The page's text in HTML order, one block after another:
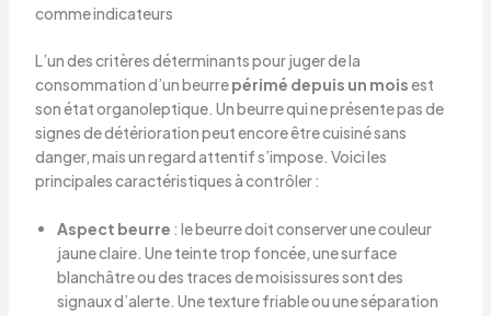
comme indicateurs
L’un des critères déterminants pour juger de la
consommation d’un beurrepérimé depuis un moisest
son état organoleptique. Un beurre qui ne présente pas de
signes de détérioration peut encore être cuisiné sans
danger, mais un regard attentif s’impose. Voici les
principales caractéristiques à contrôler :
Aspect beurre : le beurre doit conserver une couleur
jaune claire. Une teinte trop foncée, une surface
blanchâtre ou des traces de moisissures sont des
signaux d’alerte. Une texture friable ou une séparation